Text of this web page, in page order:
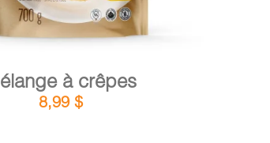
à crêpes
8,99 $